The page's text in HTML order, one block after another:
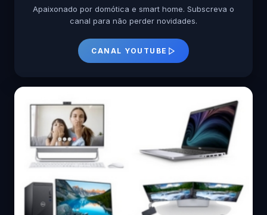
Apaixonado por domótica e smart home. Subscreva o
canal para não perder novidades.
CANAL YOUTUBE